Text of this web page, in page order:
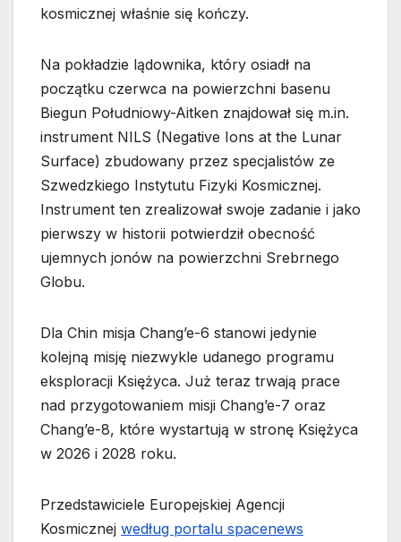
kosmicznej właśnie się kończy.
Na pokładzie lądownika, który osiadł na
początku czerwca na powierzchni basenu
Biegun Południowy-Aitken znajdował się m.in.
instrument NILS (Negative Ions at the Lunar
Surface) zbudowany przez specjalistów ze
Szwedzkiego Instytutu Fizyki Kosmicznej.
Instrument ten zrealizował swoje zadanie i jako
pierwszy w historii potwierdził obecność
ujemnych jonów na powierzchni Srebrnego
Globu.
Dla Chin misja Chang’e-6 stanowi jedynie
kolejną misję niezwykle udanego programu
eksploracji Księżyca. Już teraz trwają prace
nad przygotowaniem misji Chang’e-7 oraz
Chang’e-8, które wystartują w stronę Księżyca
w 2026 i 2028 roku.
Przedstawiciele Europejskiej Agencji
Kosmicznej według portalu spacenews